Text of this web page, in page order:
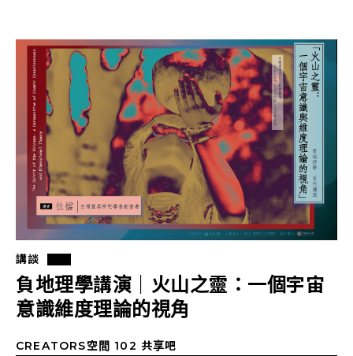
講談
負地理學講演｜火山之靈：一個宇宙
意識維度理論的視角
CREATORS空間 102 共享吧